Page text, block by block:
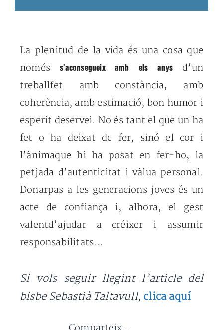
La plenitud de la vida és una cosa que
noméss’aconsegueix amb els anys
d’un
treballfet amb constància, amb
coherència, amb estimació, bon humor i
esperit deservei. No és tant el que un ha
fet o ha deixat de fer, sinó el cor i
l’ànimaque hi ha posat en fer-ho, la
petjada d’autenticitat i vàlua personal.
Donarpas a les generacions joves és un
acte de confiança i, alhora, el gest
valentd’ajudar a créixer i assumir
responsabilitats…
Si vols seguir llegint l’article del
bisbe Sebastià Taltavull, clica aquí